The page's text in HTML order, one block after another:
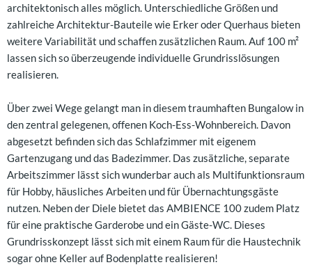
architektonisch alles möglich. Unterschiedliche Größen und
zahlreiche Architektur-Bauteile wie Erker oder Querhaus bieten
weitere Variabilität und schaffen zusätzlichen Raum. Auf 100 m²
lassen sich so überzeugende individuelle Grundrisslösungen
realisieren.
Über zwei Wege gelangt man in diesem traumhaften Bungalow in
den zentral gelegenen, offenen Koch-Ess-Wohnbereich. Davon
abgesetzt befinden sich das Schlafzimmer mit eigenem
Gartenzugang und das Badezimmer. Das zusätzliche, separate
Arbeitszimmer lässt sich wunderbar auch als Multifunktionsraum
für Hobby, häusliches Arbeiten und für Übernachtungsgäste
nutzen. Neben der Diele bietet das AMBIENCE 100 zudem Platz
für eine praktische Garderobe und ein Gäste-WC. Dieses
Grundrisskonzept lässt sich mit einem Raum für die Haustechnik
sogar ohne Keller auf Bodenplatte realisieren!